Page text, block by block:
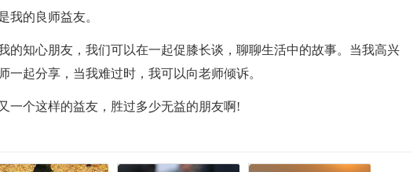
我的良师益友。
的知心朋友，我们可以在一起促膝长谈，聊聊生活中的故事。当我高兴
一起分享，当我难过时，我可以向老师倾诉。
一个这样的益友，胜过多少无益的朋友啊!